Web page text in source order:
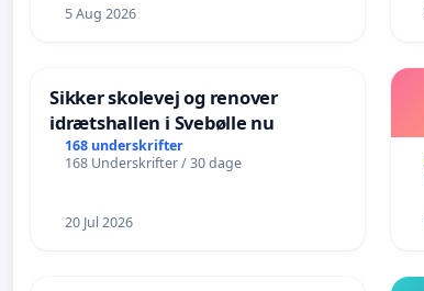
5 Aug 2026
Sikker skolevej og renover
idrætshallen i Svebølle nu
168 underskrifter
168 Underskrifter / 30 dage
20 Jul 2026